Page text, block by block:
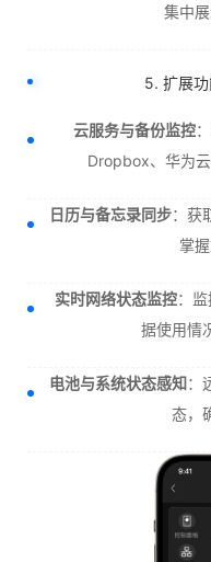
集中
5. 扩展
云服务与备份监控
Dropbox、华为云
日历与备忘录同步：获
掌
实时网络状态监控：监
据使用情
电池与系统状态感知：
态，